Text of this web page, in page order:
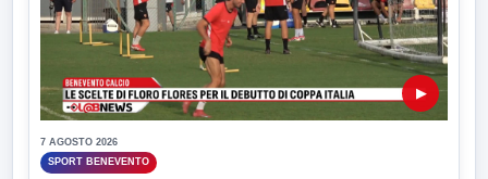
▶
7 AGOSTO 2026
SPORT BENEVENTO